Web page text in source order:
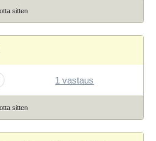
sitten
1 vastaus
sitten